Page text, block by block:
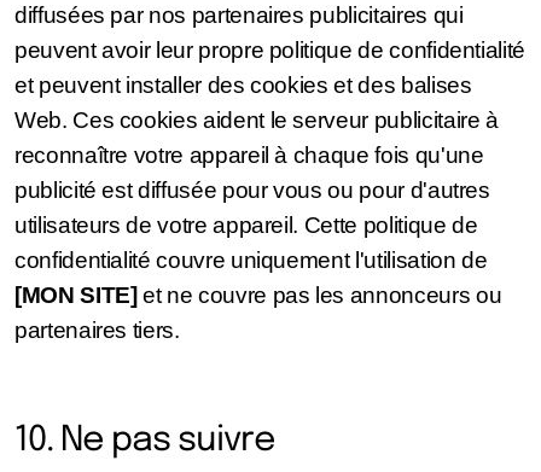
diffusées par nos partenaires publicitaires qui
peuvent avoir leur propre politique de confidentialité
et peuvent installer des cookies et des balises
Web. Ces cookies aident le serveur publicitaire à
reconnaître votre appareil à chaque fois qu'une
publicité est diffusée pour vous ou pour d'autres
utilisateurs de votre appareil. Cette politique de
confidentialité couvre uniquement l'utilisation de
[MON SITE]et ne couvre pas les annonceurs ou
partenaires tiers.
10. Ne pas suivre